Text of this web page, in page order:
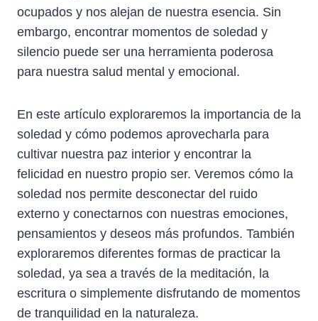
ocupados y nos alejan de nuestra esencia. Sin
embargo, encontrar momentos de soledad y
silencio puede ser una herramienta poderosa
para nuestra salud mental y emocional.
En este artículo exploraremos la importancia de la
soledad y cómo podemos aprovecharla para
cultivar nuestra paz interior y encontrar la
felicidad en nuestro propio ser. Veremos cómo la
soledad nos permite desconectar del ruido
externo y conectarnos con nuestras emociones,
pensamientos y deseos más profundos. También
exploraremos diferentes formas de practicar la
soledad, ya sea a través de la meditación, la
escritura o simplemente disfrutando de momentos
de tranquilidad en la naturaleza.